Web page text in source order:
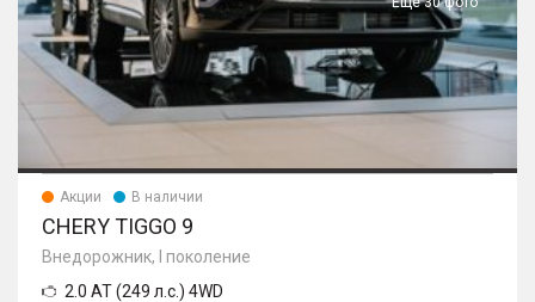
Акции В наличии
CHERY TIGGO 9
Внедорожник, I поколение
2.0 AT (249 л.с.) 4WD